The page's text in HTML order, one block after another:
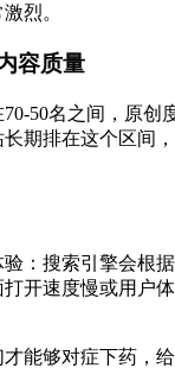
烈。
容质量
50名之间，原创
期排在这个区间
：搜索引擎会根
开速度慢或用户
能够对症下药，